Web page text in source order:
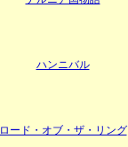
ハンニバル
ロード・オブ・ザ・リング